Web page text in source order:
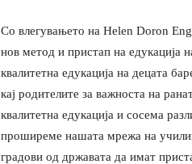
Со влегувањето на Helen Doron
нов метод и пристап на едукација
квалитетна едукација на децата
кај родителите за важноста на
квалитетна едукација и сосема
проширеме нашата мрежа на
градови од државата да имат